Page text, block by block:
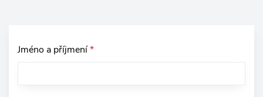
Jméno a příjmení*